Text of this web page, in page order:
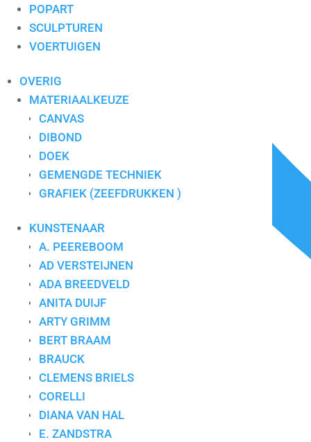
POPART
SCULPTUREN
VOERTUIGEN
OVERIG
MATERIAALKEUZE
CANVAS
DIBOND
DOEK
GEMENGDE TECHNIEK
GRAFIEK (ZEEFDRUKKEN )
KUNSTENAAR
A. PEEREBOOM
AD VERSTEIJNEN
ADA BREEDVELD
ANITA DUIJF
ARTY GRIMM
BERT BRAAM
BRAUCK
CLEMENS BRIELS
CORELLI
DIANA VAN HAL
E. ZANDSTRA